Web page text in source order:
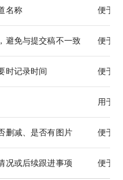
名称 便于
避免与提交稿不一致 便于
时记录时间 便于
用于
删减、是否有图片 便于
况或后续跟进事项 便于